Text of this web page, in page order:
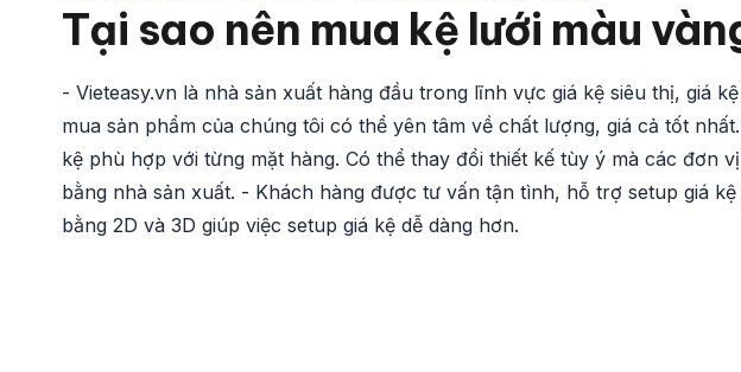
Tại sao nên mua kệ lưới màu
- Vieteasy.vn là nhà sản xuất hàng đầu trong lĩnh vực giá kệ siêu thị, giá
mua sản phẩm của chúng tôi có thể yên tâm về chất lượng, giá cả tốt
kệ phù hợp với từng mặt hàng. Có thể thay đổi thiết kế tùy ý mà các đơn
bằng nhà sản xuất. - Khách hàng được tư vấn tận tình, hỗ trợ setup giá
bằng 2D và 3D giúp việc setup giá kệ dễ dàng hơn.